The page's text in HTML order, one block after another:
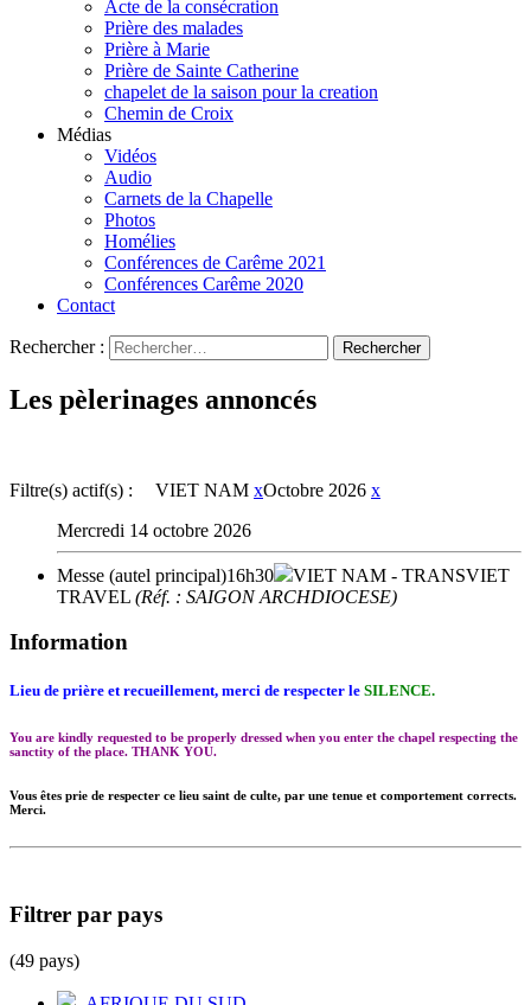
Acte de la consécration
Prière des malades
Prière à Marie
Prière de Sainte Catherine
chapelet de la saison pour la creation
Chemin de Croix
Médias
Vidéos
Audio
Carnets de la Chapelle
Photos
Homélies
Conférences de Carême 2021
Conférences Carême 2020
Contact
Rechercher :
Les pèlerinages annoncés
Filtre(s) actif(s) : VIET NAM xOctobre 2026 x
Mercredi 14 octobre 2026
Messe (autel principal)16h30 VIET NAM - TRANSVIET
TRAVEL (Réf. : SAIGON ARCHDIOCESE)
Information
Lieu de prière et recueillement, merci de respecter le SILENCE.
You are kindly requested to be properly dressed when you enter the chapel respecting the
sanctity of the place. THANK YOU.
Vous êtes prie de respecter ce lieu saint de culte, par une tenue et comportement corrects.
Merci.
Filtrer par pays
(49 pays)